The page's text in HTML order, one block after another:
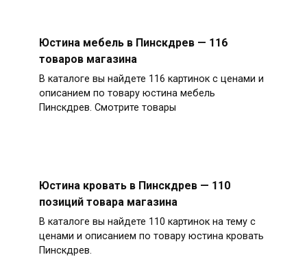
Юстина мебель в Пинскдрев — 116
товаров магазина
В каталоге вы найдете 116 картинок с ценами и
описанием по товару юстина мебель
Пинскдрев. Смотрите товары
Юстина кровать в Пинскдрев — 110
позиций товара магазина
В каталоге вы найдете 110 картинок на тему с
ценами и описанием по товару юстина кровать
Пинскдрев.